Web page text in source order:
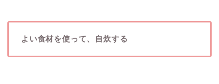
よい食材を使って、自炊する